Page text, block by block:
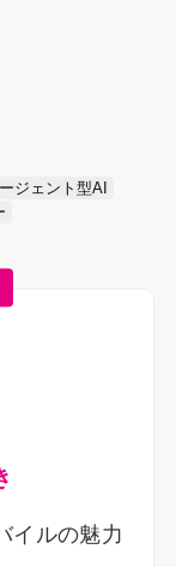
ジェント型AI
イルの魅力